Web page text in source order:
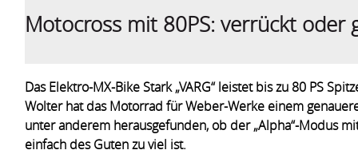
Motocross mit 80PS: verrückt oder
Das Elektro-MX-Bike Stark „VARG“ leistet bis zu 80 PS
Wolter hat das Motorrad für Weber-Werke einem
unter anderem herausgefunden, ob der „Alpha“-Modus
einfach des Guten zu viel ist.